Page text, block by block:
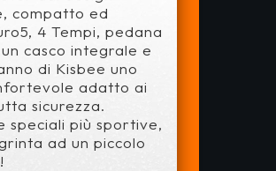
compatto ed
4 Tempi, pedana
casco integrale e
di Kisbee uno
adatto ai
sicurezza.
speciali più sportive,
ad un piccolo